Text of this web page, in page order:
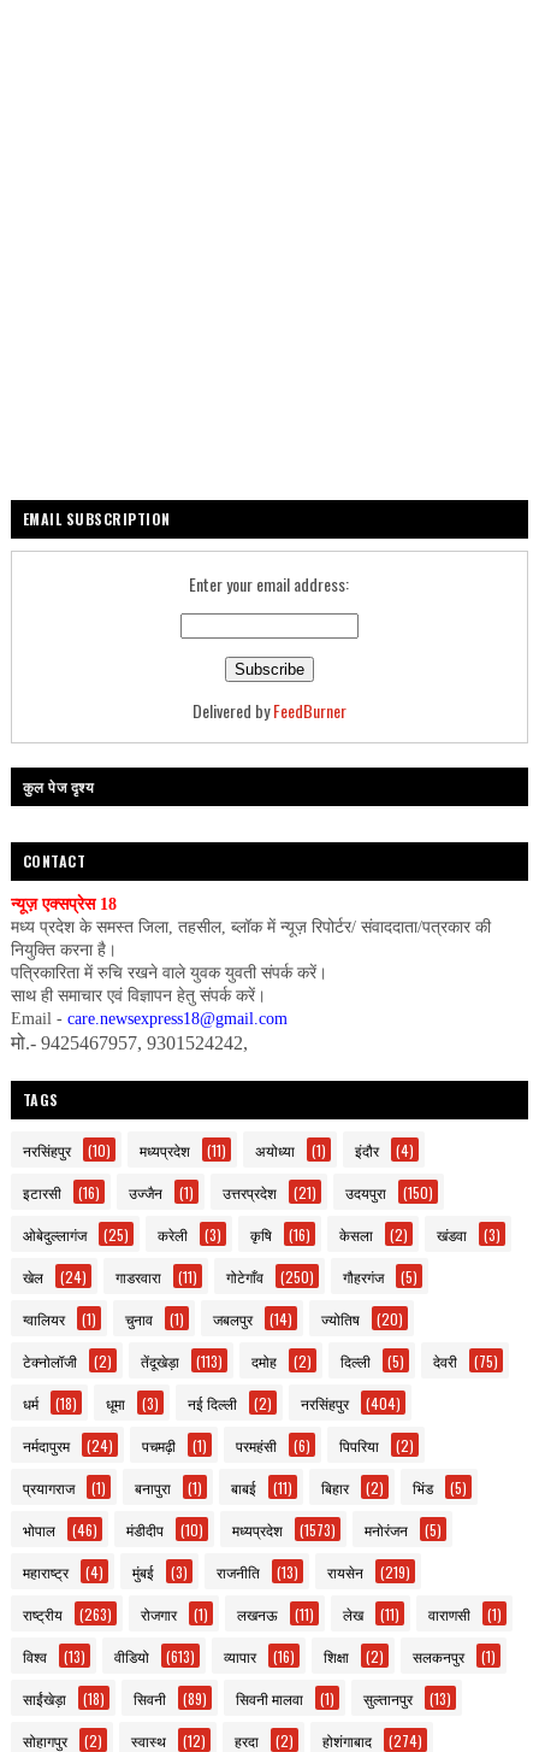
EMAIL SUBSCRIPTION
Enter your email address:
Delivered byFeedBurner
कुल पेज दृश्य
CONTACT
न्यूज़ एक्सप्रेस 18
मध्य प्रदेश के समस्त जिला, तहसील, ब्लॉक में न्यूज़ रिपोर्टर/ संवाददाता/पत्रकार की
नियुक्ति करना है।
पत्रिकारिता में रुचि रखने वाले युवक युवती संपर्क करें।
साथ ही समाचार एवं विज्ञापन हेतु संपर्क करें।
Email - care.newsexpress18@gmail.com
मो.- 9425467957, 9301524242,
TAGS
नरसिंहपुर (10) मध्यप्रदेश (11) अयोध्या (1) इंदौर (4)
इटारसी (16) उज्जैन (1) उत्तरप्रदेश (21) उदयपुरा (150)
ओबेदुल्लागंज (25) करेली (3) कृषि (16) केसला (2) खंडवा (3)
खेल (24) गाडरवारा (11) गोटेगाँव (250) गौहरगंज (5)
ग्वालियर (1) चुनाव (1) जबलपुर (14) ज्योतिष (20)
टेक्नोलॉजी (2) तेंदूखेड़ा (113) दमोह (2) दिल्ली (5) देवरी (75)
धर्म (18) धूमा (3) नई दिल्ली (2) नरसिंहपुर (404)
नर्मदापुरम (24) पचमढ़ी (1) परमहंसी (6) पिपरिया (2)
प्रयागराज (1) बनापुरा (1) बाबई (11) बिहार (2) भिंड (5)
भोपाल (46) मंडीदीप (10) मध्यप्रदेश (1573) मनोरंजन (5)
महाराष्ट्र (4) मुंबई (3) राजनीति (13) रायसेन (219)
राष्ट्रीय (263) रोजगार (1) लखनऊ (11) लेख (11) वाराणसी (1)
विश्व (13) वीडियो (613) व्यापार (16) शिक्षा (2) सलकनपुर (1)
साईंखेड़ा (18) सिवनी (89) सिवनी मालवा (1) सुल्तानपुर (13)
सोहागपुर (2) स्वास्थ (12) हरदा (2) होशंगाबाद (274)